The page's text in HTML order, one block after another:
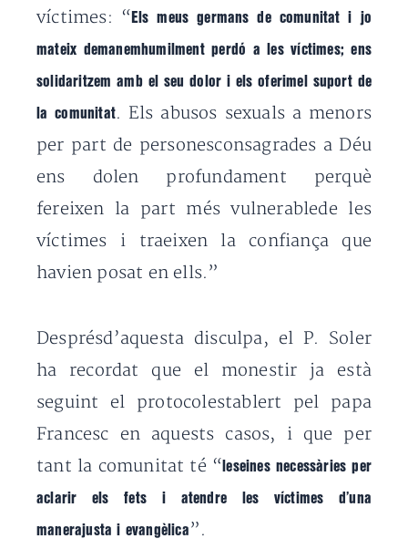
víctimes: “ Els meus germans de comunitat i jo
mateix demanemhumilment perdó a les víctimes; ens
solidaritzem amb el seu dolor i els oferimel suport de
la comunitat. Els abusos sexuals a menors
per part de personesconsagrades a Déu
ens dolen profundament perquè
fereixen la part més vulnerablede les
víctimes i traeixen la confiança que
havien posat en ells.”
Desprésd’aquesta disculpa, el P. Soler
ha recordat que el monestir ja està
seguint el protocolestablert pel papa
Francesc en aquests casos, i que per
tant la comunitat té “ leseines necessàries per
aclarir els fets i atendre les víctimes d’una
manerajusta i evangèlica ”.